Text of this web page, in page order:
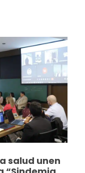
salud unen